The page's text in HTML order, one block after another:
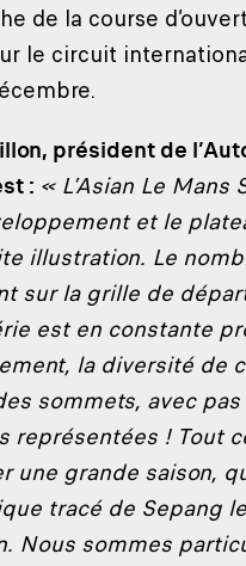
de la course
le circuit
président de
: « L’Asian Le
et le
illustration. Le
sur la grille de
est en constante
la diversité de
sommets, avec
représentées ! Tout
une grande saison,
tracé de Sepang
Nous sommes